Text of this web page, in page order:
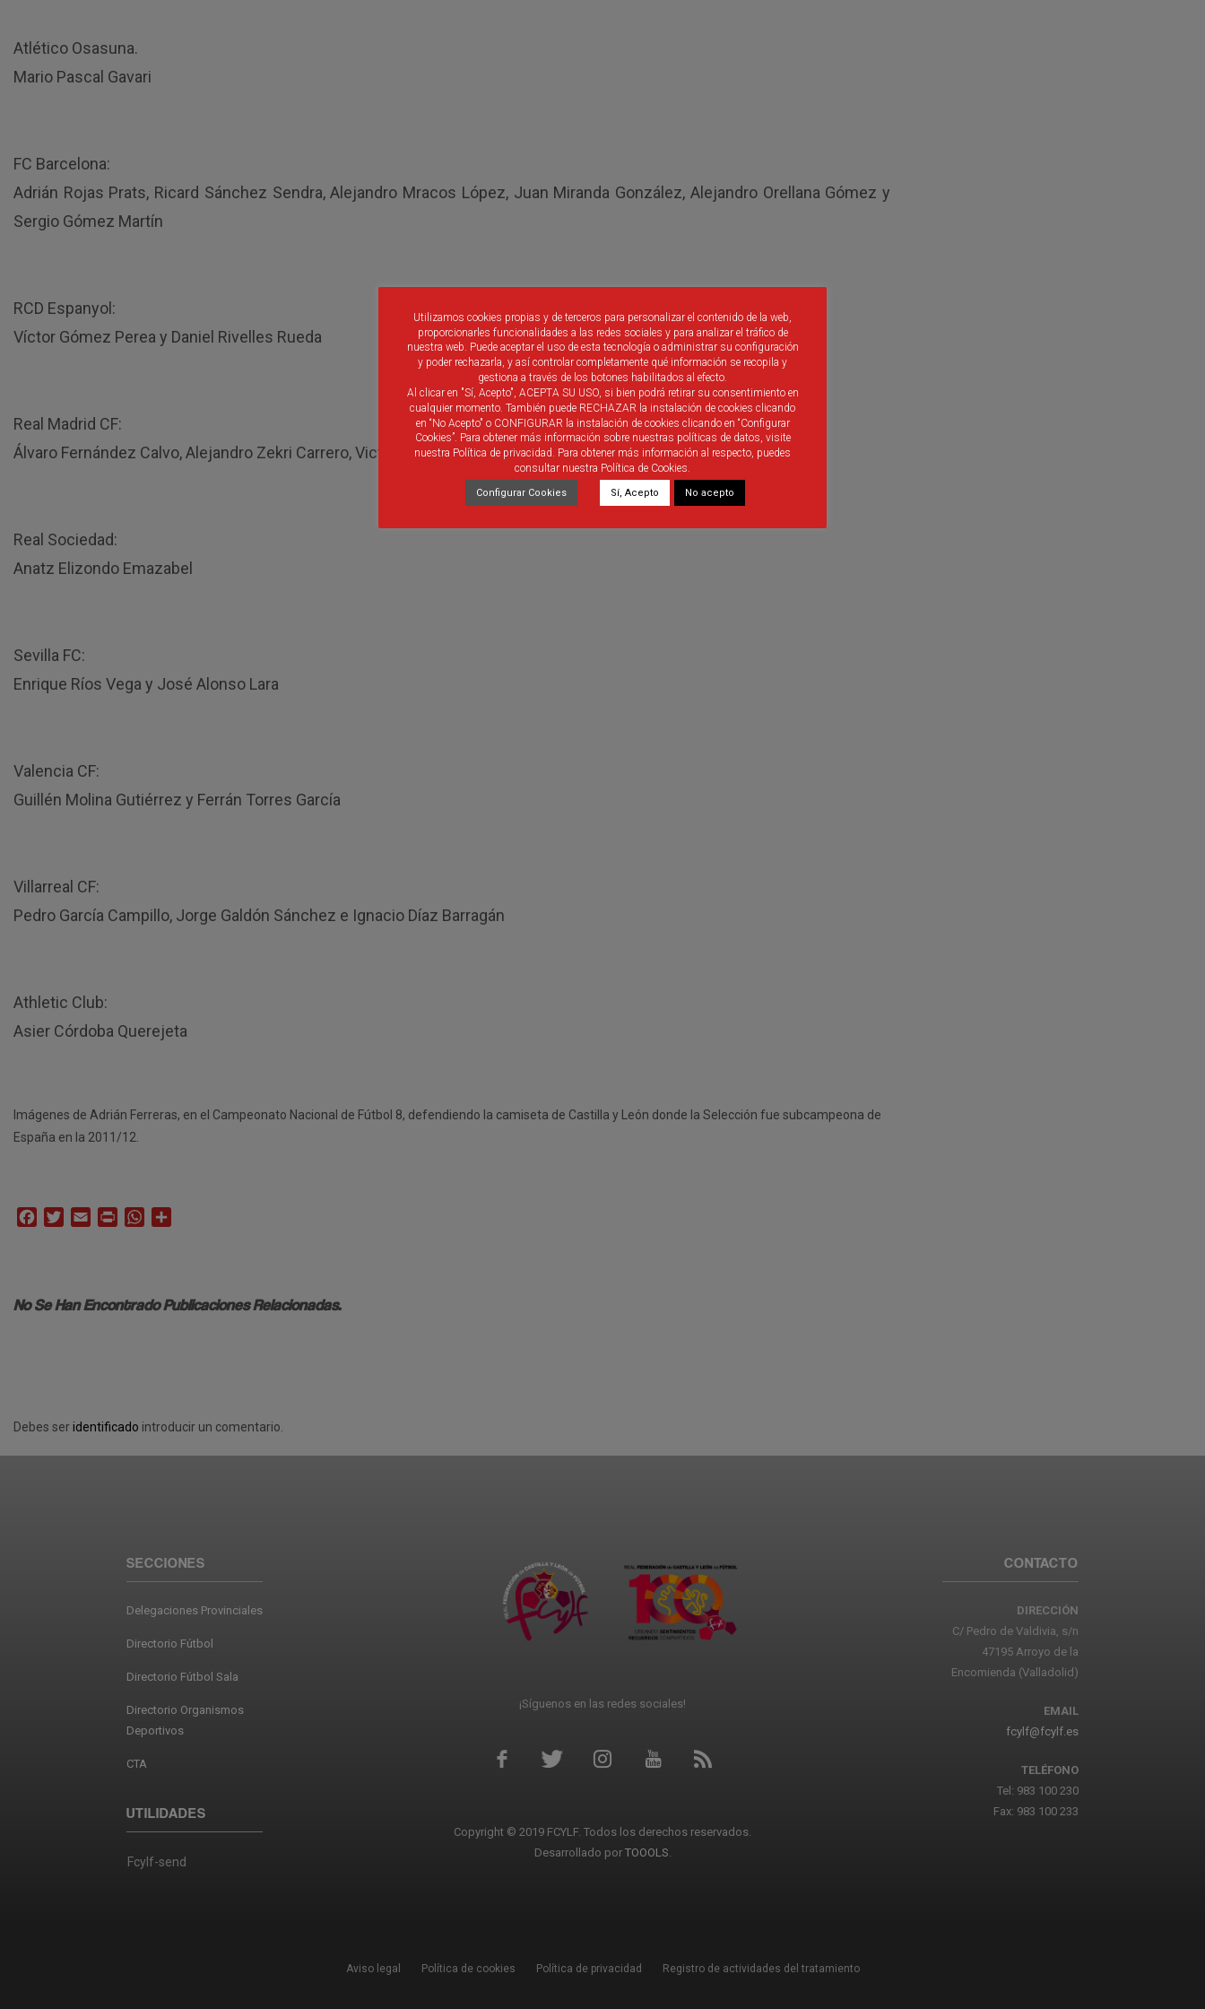
Atlético Osasuna.
Mario Pascal Gavari
FC Barcelona:
Adrián Rojas Prats, Ricard Sánchez Sendra, Alejandro Mracos López, Juan Miranda González, Alejandro Orellana Gómez y
Sergio Gómez Martín
RCD Espanyol:
Víctor Gómez Perea y Daniel Rivelles Rueda
Real Madrid CF:
Álvaro Fernández Calvo, Alejandro Zekri Carrero, Victor Chust García y Antonio Blanco Conde
Real Sociedad:
Anatz Elizondo Emazabel
Sevilla FC:
Enrique Ríos Vega y José Alonso Lara
Valencia CF:
Guillén Molina Gutiérrez y Ferrán Torres García
Villarreal CF:
Pedro García Campillo, Jorge Galdón Sánchez e Ignacio Díaz Barragán
Athletic Club:
Asier Córdoba Querejeta
Imágenes de Adrián Ferreras, en el Campeonato Nacional de Fútbol 8, defendiendo la camiseta de Castilla y León donde la Selección fue subcampeona de
España en la 2011/12.
FacebookTwitterEmail Print WhatsApp
No Se Han Encontrado Publicaciones Relacionadas.
Debes seridentificado introducir un comentario.
SECCIONES
Delegaciones Provinciales
Directorio Fútbol
Directorio Fútbol Sala
Directorio Organismos
Deportivos
CTA
UTILIDADES
Fcylf-send
¡Síguenos en las redes sociales!
Copyright © 2019 FCYLF. Todos los derechos reservados.
Desarrollado por TOOOLS.
CONTACTO
DIRECCIÓN
C/ Pedro de Valdivia, s/n
47195 Arroyo de la
Encomienda (Valladolid)
EMAIL
fcylf@fcylf.es
TELÉFONO
Tel: 983 100 230
Fax: 983 100 233
Aviso legal Política de cookies Política de privacidad Registro de actividades del tratamiento
Utilizamos cookies propias y de terceros para personalizar el contenido de la web,
proporcionarles funcionalidades a las redes sociales y para analizar el tráfico de
nuestra web. Puede aceptar el uso de esta tecnología o administrar su configuración
y poder rechazarla, y así controlar completamente qué información se recopila y
gestiona a través de los botones habilitados al efecto.
Al clicar en "Sí, Acepto", ACEPTA SU USO, si bien podrá retirar su consentimiento en
cualquier momento. También puede RECHAZAR la instalación de cookies clicando
en “No Acepto" o CONFIGURAR la instalación de cookies clicando en “Configurar
Cookies”. Para obtener más información sobre nuestras políticas de datos, visite
nuestra Política de privacidad. Para obtener más información al respecto, puedes
consultar nuestra Política de Cookies.
Configurar Cookies Sí, Acepto No acepto